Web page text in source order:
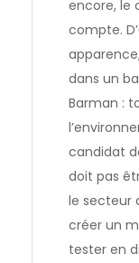
encore, le
compte.
dans un
Barman :
candidat
doit pas
le secteur
créer un
tester en